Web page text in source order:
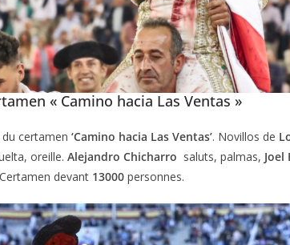
« Camino hacia Las Ventas »
certamen ‘Camino hacia Las Ventas’. Novillos de
oreille. Alejandro Chicharro saluts, palmas, Joel
devant 13000 personnes.